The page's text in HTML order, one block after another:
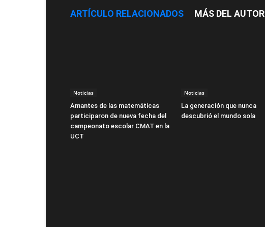
ARTÍCULO RELACIONADOS MÁS DEL AUTOR
Noticias
Amantes de las matemáticas
participaron de nueva fecha del
campeonato escolar CMAT en la
UCT
Noticias
La generación que nunca
descubrió el mundo sola